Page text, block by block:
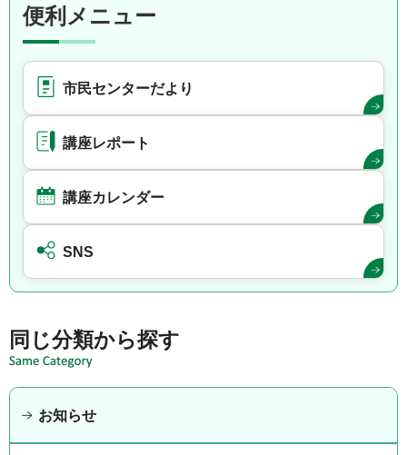
便利メニュー
市民センターだより
講座レポート
講座カレンダー
SNS
同じ分類から探す
お知らせ